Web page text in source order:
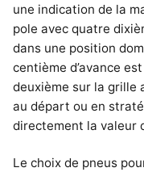
une indication de la
pole avec quatre
dans une position
centième d’avance
deuxième sur la grille
au départ ou en
directement la valeur
Le choix de pneus